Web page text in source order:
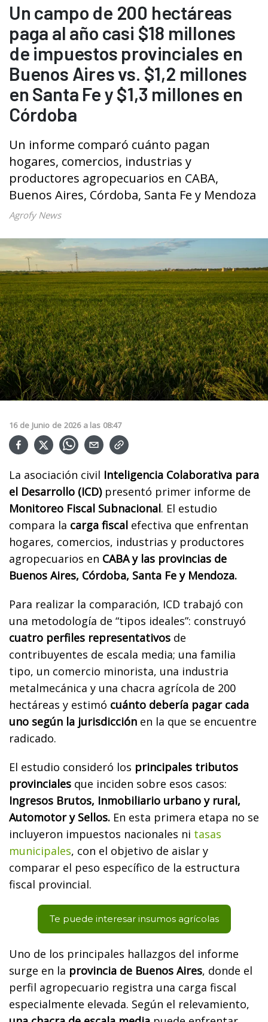
Un campo de 200 hectáreas
paga al año casi $18 millones
de impuestos provinciales en
Buenos Aires vs. $1,2 millones
en Santa Fe y $1,3 millones en
Córdoba
Un informe comparó cuánto pagan
hogares, comercios, industrias y
productores agropecuarios en CABA,
Buenos Aires, Córdoba, Santa Fe y Mendoza
Agrofy News
16 de Junio de 2026 a las 08:47
La asociación civil Inteligencia Colaborativa para
el Desarrollo (ICD)presentó primer informe de
Monitoreo Fiscal Subnacional. El estudio
compara la carga fiscal efectiva que enfrentan
hogares, comercios, industrias y productores
agropecuarios en CABA y las provincias de
Buenos Aires, Córdoba, Santa Fe y Mendoza.
Para realizar la comparación, ICD trabajó con
una metodología de “tipos ideales”: construyó
cuatro perfiles representativos de
contribuyentes de escala media; una familia
tipo, un comercio minorista, una industria
metalmecánica y una chacra agrícola de 200
hectáreas y estimó cuánto debería pagar cada
uno según la jurisdicción en la que se encuentre
radicado.
El estudio consideró los principales tributos
provinciales que inciden sobre esos casos:
Ingresos Brutos, Inmobiliario urbano y rural,
Automotor y Sellos. En esta primera etapa no se
incluyeron impuestos nacionales ni tasas
municipales, con el objetivo de aislar y
comparar el peso específico de la estructura
fiscal provincial.
Te puede interesar insumos agrícolas
Uno de los principales hallazgos del informe
surge en la provincia de Buenos Aires, donde el
perfil agropecuario registra una carga fiscal
especialmente elevada. Según el relevamiento,